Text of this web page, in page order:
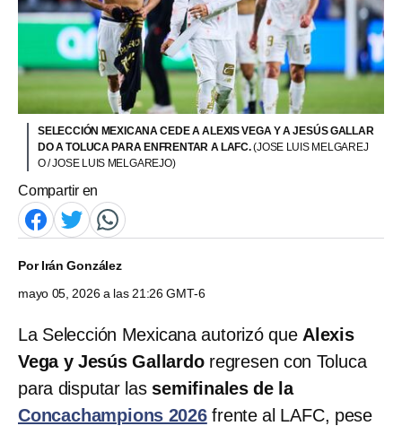
SELECCIÓN MEXICANA CEDE A ALEXIS VEGA Y A JESÚS GALLAR
DO A TOLUCA PARA ENFRENTAR A LAFC.(JOSE LUIS MELGAREJ
O / JOSE LUIS MELGAREJO)
Compartir en
PorIrán González
mayo 05, 2026 a las 21:26 GMT-6
La Selección Mexicana autorizó que Alexis
Vega y Jesús Gallardoregresen con Toluca
para disputar las semifinales de la
Concachampions 2026frente al LAFC, pese